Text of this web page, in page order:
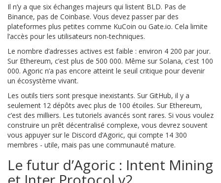
Il n’y a que six échanges majeurs qui listent BLD. Pas de
Binance, pas de Coinbase. Vous devez passer par des
plateformes plus petites comme KuCoin ou Gate.io. Cela limite
l’accès pour les utilisateurs non-techniques.
Le nombre d’adresses actives est faible : environ 4 200 par jour.
Sur Ethereum, c’est plus de 500 000. Même sur Solana, c’est 100
000. Agoric n’a pas encore atteint le seuil critique pour devenir
un écosystème vivant.
Les outils tiers sont presque inexistants. Sur GitHub, il y a
seulement 12 dépôts avec plus de 100 étoiles. Sur Ethereum,
c’est des milliers. Les tutoriels avancés sont rares. Si vous voulez
construire un prêt décentralisé complexe, vous devrez souvent
vous appuyer sur le Discord d’Agoric, qui compte 14 300
membres - utile, mais pas une communauté mature.
Le futur d’Agoric : Intent Mining